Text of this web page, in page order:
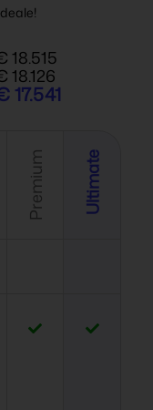
18.515
18.126
17.541
Premium Ultimate